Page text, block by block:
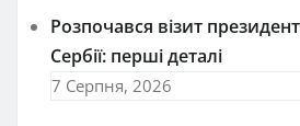
Розпочався візит
Сербії: перші деталі
7 Серпня, 2026